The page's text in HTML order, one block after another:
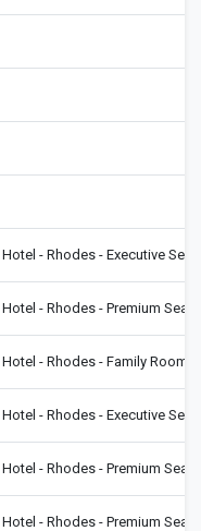
- Rhodes - Executive Sea
- Rhodes - Premium Sea
- Rhodes - Family Room
- Rhodes - Executive Sea
- Rhodes - Premium Sea
- Rhodes - Premium Sea